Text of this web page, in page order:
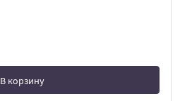
В корзину